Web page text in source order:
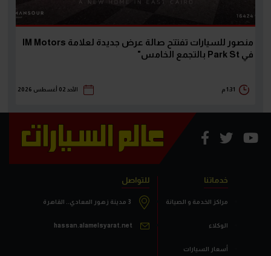
منصور للسيارات تفتتح صالة عرض جديدة لعلامة IM Motors
في Park St بالتجمع الخامس"
1:31 م الأحد 02 أغسطس 2026
خدماتنا
مراكز الخدمة و الصيانة
الوكلاء
أسعار السيارات
للتواصل
3 مدينة زهور المعادي.. القاهرة
hassan.alamelsyarat.net